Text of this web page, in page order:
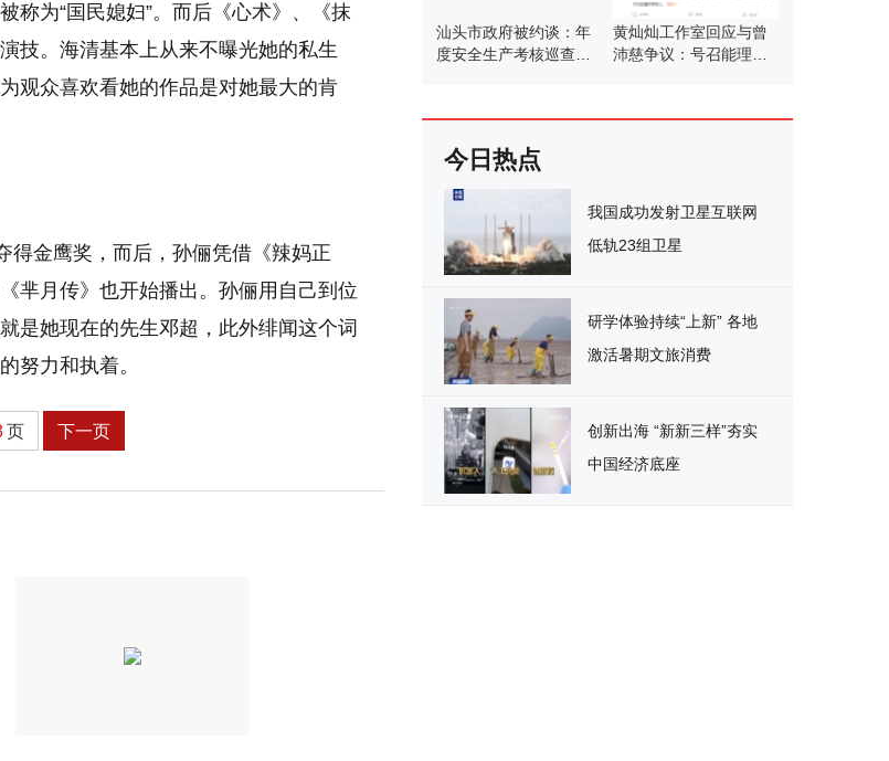
称为“国民媳妇”。而后《心术》、《抹
技。海清基本上从来不曝光她的私生
观众喜欢看她的作品是对她最大的肯
得金鹰奖，而后，孙俪凭借《辣妈正
芈月传》也开始播出。孙俪用自己到位
是她现在的先生邓超，此外绯闻这个词
努力和执着。
页 下一页
汕头市政府被约谈：年
度安全生产考核巡查结
黄灿灿工作室回应与曾
沛慈争议：号召能理智
今日热点
我国成功发射卫星互联网
低轨23组卫星
研学体验持续“上新” 各地
激活暑期文旅消费
创新出海 “新新三样”夯实
中国经济底座